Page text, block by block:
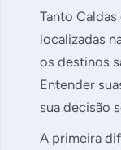
Tanto
localizadas
os destinos
Entender
sua decisão
A primeira